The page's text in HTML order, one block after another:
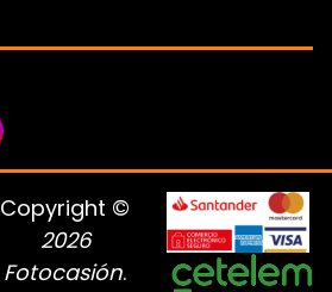
Copyright ©
2026
Fotocasión.